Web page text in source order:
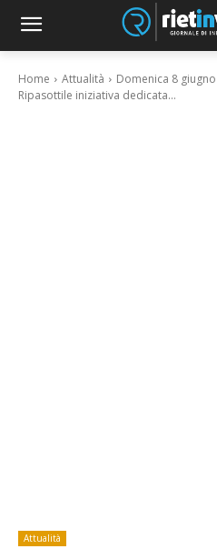
Home Attualità
Domenica 8
Ripasottile iniziativa dedicata...
Attualità